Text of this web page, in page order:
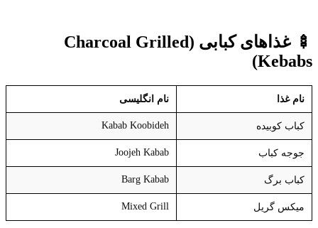
🍢 غذاهای کبابی
(Charcoal Grilled
Kebabs)
نام غذا نام انگلیسی
کباب کوبیده Kabab Koobideh
جوجه کباب Joojeh Kabab
کباب برگ Barg Kabab
میکس گریل Mixed Grill